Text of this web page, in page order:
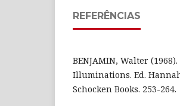
REFERÊNCIAS
BENJAMIN, Walter
Illuminations. Ed.
Schocken Books. 253-264.